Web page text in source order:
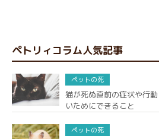
ペトリィコラム人気記事
ペットの死
猫が死ぬ直前の症状や行
いためにできること
ペットの死